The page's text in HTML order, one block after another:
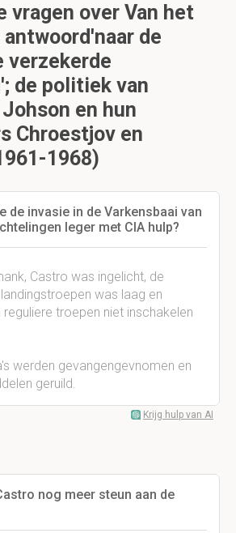
vragen over Van het
de
verzekerde
de politiek van
en hun
Chroestjov en
1968)
de invasie in de Varkensbaai van
leger met CIA hulp?
Castro was ingelicht, de
was laag en
reguliere troepen niet inschakelen
werden gevangengevnomen en
geruild.
Krijg hulp van AI
nog meer steun aan de